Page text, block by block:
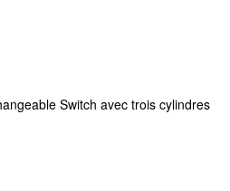
Switch avec trois cylindres